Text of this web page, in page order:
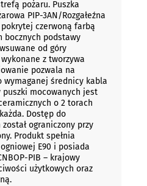
pożaru. Puszka
PIP-3AN/Rozgałeźna
czerwoną farbą
bocznych podstawy
od góry
z tworzywa
pozwala na
wymaganej średnicy kabla
puszki mocowanych jest
o 2 torach
Dostęp do
ograniczony przy
Produkt spełnia
E90 i posiada
PIB – krajowy
użytkowych oraz